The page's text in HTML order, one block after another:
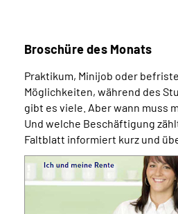
Broschüre des Monats
Praktikum, Minijob oder
Möglichkeiten, während des
gibt es viele. Aber wann muss
Und welche Beschäftigung
Faltblatt informiert kurz und